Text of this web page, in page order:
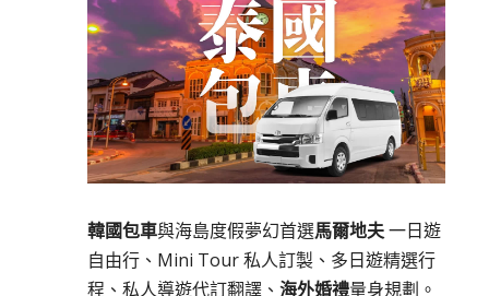
韓國包車與海島度假夢幻首選馬爾地夫一日遊
自由行、Mini Tour 私人訂製、多日遊精選行
程、私人導遊代訂翻譯、 海外婚禮量身規劃。